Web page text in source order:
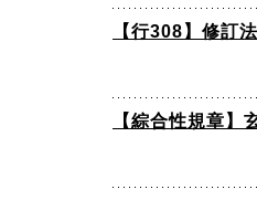
【行308】修訂
【綜合性規章